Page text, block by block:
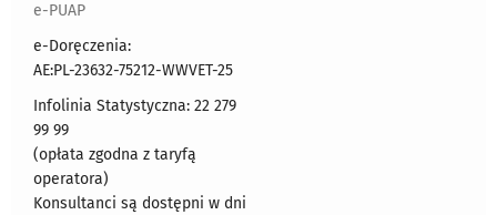
e-PUAP
e-Doręczenia:
AE:PL-23632-75212-WWVET-25
Infolinia Statystyczna: 22 279
99 99
(opłata zgodna z taryfą
operatora)
Konsultanci są dostępni w dni